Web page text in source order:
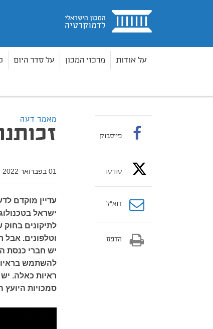
בית
על אודות מרכזי המכון על סדר היום
מאמר דעה
01 בפברואר 2022
עדיין מוקדם
לתיקונים
וטלפונים. אבל
יש חברי כנסת
להשתמש
ראיות כאלה.
סמכויות
פייסבוק
טוויטר
דוא”ל
הדפס